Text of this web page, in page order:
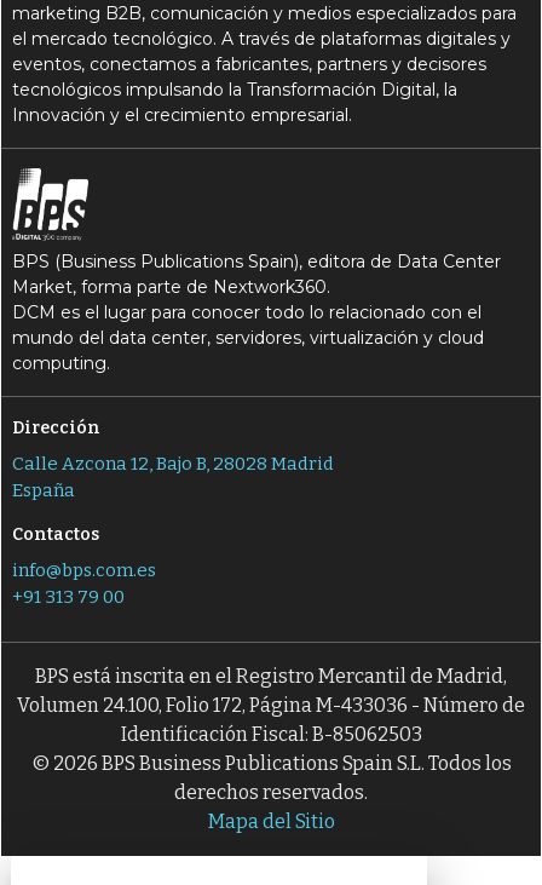
marketing B2B, comunicación y medios especializados para
el mercado tecnológico. A través de plataformas digitales y
eventos, conectamos a fabricantes, partners y decisores
tecnológicos impulsando la Transformación Digital, la
Innovación y el crecimiento empresarial.
BPS (Business Publications Spain), editora de Data Center
Market, forma parte de Nextwork360.
DCM es el lugar para conocer todo lo relacionado con el
mundo del data center, servidores, virtualización y cloud
computing.
Dirección
Calle Azcona 12, Bajo B, 28028 Madrid
España
Contactos
info@bps.com.es
+91 313 79 00
BPS está inscrita en el Registro Mercantil de Madrid,
Volumen 24.100, Folio 172, Página M-433036 - Número de
Identificación Fiscal: B-85062503
© 2026 BPS Business Publications Spain S.L. Todos los
derechos reservados.
Mapa del Sitio